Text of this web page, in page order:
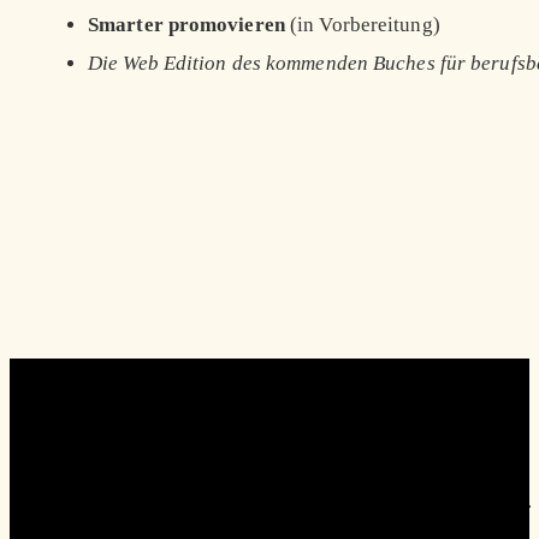
Smarter promovieren(in Vorbereitung)
Die Web Edition des kommenden Buches für